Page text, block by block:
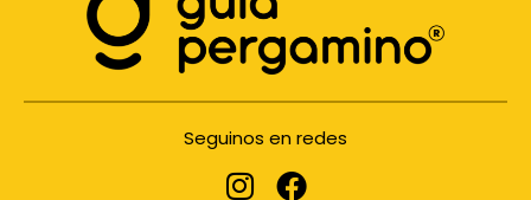
Seguinos en redes